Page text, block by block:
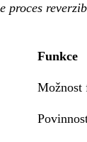
proces
Funkce
Možnost